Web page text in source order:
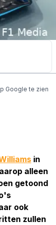
Google te zien
in
alleen
getoond
ook
zullen